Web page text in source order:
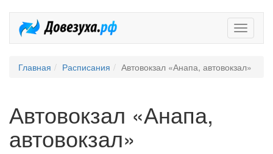
Главная Расписания Автовокзал «Анапа, автовокзал»
Автовокзал «Анапа,
автовокзал»